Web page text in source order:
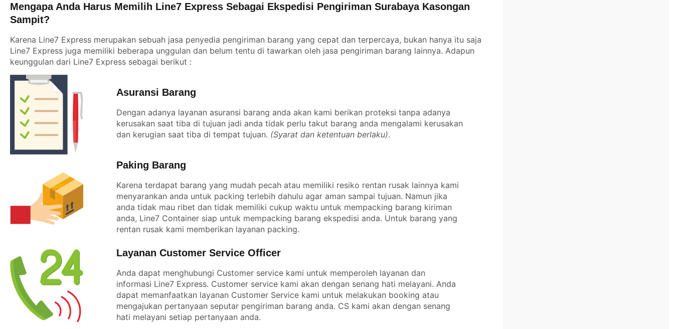
Mengapa Anda Harus Memilih Line7 Express Sebagai Ekspedisi Pengiriman Surabaya Kasongan
Sampit?
Karena Line7 Express merupakan sebuah jasa penyedia pengiriman barang yang cepat dan terpercaya, bukan hanya itu saja
Line7 Express juga memiliki beberapa unggulan dan belum tentu di tawarkan oleh jasa pengiriman barang lainnya. Adapun
keunggulan dari Line7 Express sebagai berikut :
Asuransi Barang
Dengan adanya layanan asuransi barang anda akan kami berikan proteksi tanpa adanya
kerusakan saat tiba di tujuan jadi anda tidak perlu takut barang anda mengalami kerusakan
dan kerugian saat tiba di tempat tujuan. (Syarat dan ketentuan berlaku).
Paking Barang
Karena terdapat barang yang mudah pecah atau memiliki resiko rentan rusak lainnya kami
menyarankan anda untuk packing terlebih dahulu agar aman sampai tujuan. Namun jika
anda tidak mau ribet dan tidak memiliki cukup waktu untuk mempacking barang kiriman
anda, Line7 Container siap untuk mempacking barang ekspedisi anda. Untuk barang yang
rentan rusak kami memberikan layanan packing.
Layanan Customer Service Officer
Anda dapat menghubungi Customer service kami untuk memperoleh layanan dan
informasi Line7 Express. Customer service kami akan dengan senang hati melayani. Anda
dapat memanfaatkan layanan Customer Service kami untuk melakukan booking atau
mengajukan pertanyaan seputar pengiriman barang anda. CS kami akan dengan senang
hati melayani setiap pertanyaan anda.